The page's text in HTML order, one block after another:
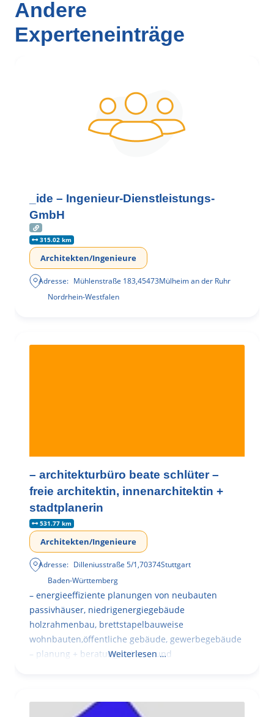
Andere
Experteneinträge
_ide – Ingenieur-Dienstleistungs-
GmbH
315.02 km
Architekten/Ingenieure
Adresse: Mühlenstraße 183,45473Mülheim an der Ruhr
Nordrhein-Westfalen
– architekturbüro beate schlüter –
freie architektin, innenarchitektin +
stadtplanerin
531.77 km
Architekten/Ingenieure
Adresse: Dilleniusstraße 5/1,70374Stuttgart
Baden-Württemberg
– energieeffiziente planungen von neubauten
passivhäuser, niedrigenergiegebäude
holzrahmenbau, brettstapelbauweise
wohnbauten,öffentliche gebäude, gewerbegebäude
– planung + beratung bei an – und
Weiterlesen …